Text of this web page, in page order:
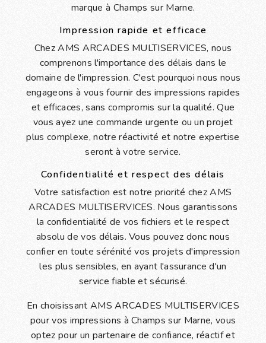
marque à Champs sur Marne.
Impression rapide et efficace
Chez AMS ARCADES MULTISERVICES, nous
comprenons l'importance des délais dans le
domaine de l'impression. C'est pourquoi nous nous
engageons à vous fournir des impressions rapides
et efficaces, sans compromis sur la qualité. Que
vous ayez une commande urgente ou un projet
plus complexe, notre réactivité et notre expertise
seront à votre service.
Confidentialité et respect des délais
Votre satisfaction est notre priorité chez AMS
ARCADES MULTISERVICES. Nous garantissons
la confidentialité de vos fichiers et le respect
absolu de vos délais. Vous pouvez donc nous
confier en toute sérénité vos projets d'impression
les plus sensibles, en ayant l'assurance d'un
service fiable et sécurisé.
En choisissant AMS ARCADES MULTISERVICES
pour vos impressions à Champs sur Marne, vous
optez pour un partenaire de confiance, réactif et